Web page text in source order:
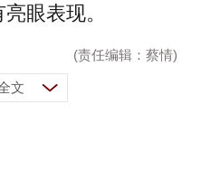
眼表现。
(责任编辑：蔡情)
文